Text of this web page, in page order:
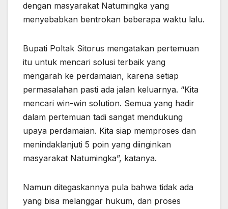
dengan masyarakat Natumingka yang
menyebabkan bentrokan beberapa waktu lalu.
Bupati Poltak Sitorus mengatakan pertemuan
itu untuk mencari solusi terbaik yang
mengarah ke perdamaian, karena setiap
permasalahan pasti ada jalan keluarnya. “Kita
mencari win-win solution. Semua yang hadir
dalam pertemuan tadi sangat mendukung
upaya perdamaian. Kita siap memproses dan
menindaklanjuti 5 poin yang diinginkan
masyarakat Natumingka”, katanya.
Namun ditegaskannya pula bahwa tidak ada
yang bisa melanggar hukum, dan proses